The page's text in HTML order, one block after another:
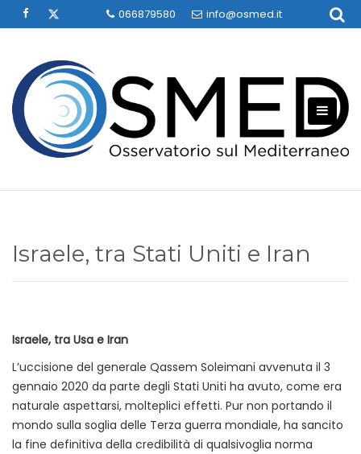
to
066879580 info@osmed.it
Israele, tra Stati Uniti e Iran
Israele, tra Usa e Iran
L’uccisione del generale Qassem Soleimani avvenuta il 3
gennaio 2020 da parte degli Stati Uniti ha avuto, come era
naturale aspettarsi, molteplici effetti. Pur non portando il
mondo sulla soglia delle Terza guerra mondiale, ha sancito
la fine definitiva della credibilità di qualsivoglia norma